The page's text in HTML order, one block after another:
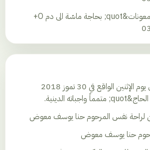
مستشفى &quot;المعونات&quot; بحاجة ماسّة الى دم O+
إنتقل إلى رحمته تعالى يوم الإثنين الواقع في 30 تموز 2018
لراحة نفس المرحوم حنا يوسف معوض
حنا يوسف معوض